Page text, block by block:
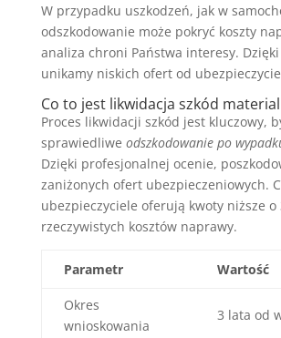
W przypadku uszkodzeń, jak w
odszkodowanie może pokryć koszty
analiza chroni Państwa interesy.
unikamy niskich ofert od
Co to jest likwidacja szkód
Proces likwidacji szkód jest kluczowy,
sprawiedliwe odszkodowanie po
Dzięki profesjonalnej ocenie,
zaniżonych ofert ubezpieczeniowych.
ubezpieczyciele oferują kwoty niższe o
rzeczywistych kosztów naprawy.
Parametr Wartość
Okres
wnioskowania
3 lata od